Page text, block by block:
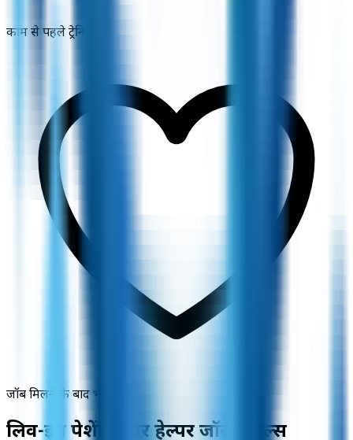
काम से पहले ट्रेनिंग
जॉब मिलने के बाद भी मदद
लिव-इन पेशेंट केयर हेल्पर जॉब डिटेल्स